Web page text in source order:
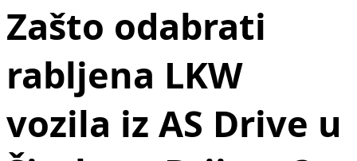
Zašto odabrati
rabljena LKW
vozila iz AS Drive u